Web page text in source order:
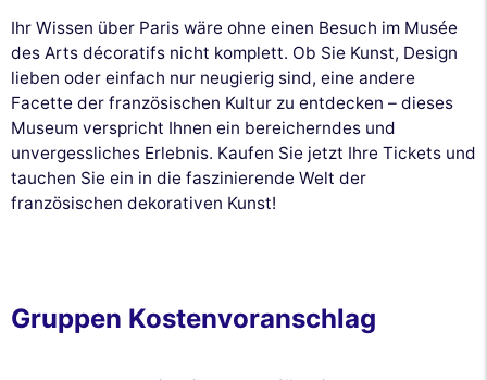
Ihr Wissen über Paris wäre ohne einen Besuch im Musée
des Arts décoratifs nicht komplett. Ob Sie Kunst, Design
lieben oder einfach nur neugierig sind, eine andere
Facette der französischen Kultur zu entdecken – dieses
Museum verspricht Ihnen ein bereicherndes und
unvergessliches Erlebnis. Kaufen Sie jetzt Ihre Tickets und
tauchen Sie ein in die faszinierende Welt der
französischen dekorativen Kunst!
Gruppen Kostenvoranschlag